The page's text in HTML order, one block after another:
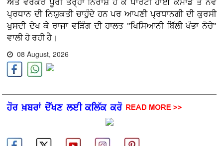
ਅਤੇ ਵਰਕਰ ਪੂਰੀ ਤਰ੍ਹਾਂ ਨਿਰਾਸ਼ ਹੋ ਕੇ ਪਾਰਟੀ ਹਾਈ ਕਮਾਂਡ ਤੋਂ ਨਵੇਂ
ਪ੍ਰਧਾਨ ਦੀ ਨਿਯੁਕਤੀ ਚਾਹੁੰਦੇ ਹਨ ਪਰ ਆਪਣੀ ਪ੍ਰਧਾਨਗੀ ਦੀ ਕੁਰਸੀ
ਖੁਸਦੀ ਦੇਖ ਕੇ ਰਾਜਾ ਵੜਿੰਗ ਦੀ ਹਾਲਤ "ਖਿਸਿਆਨੀ ਬਿੱਲੀ ਖੰਭਾ ਨੋਚੇ"
ਵਾਲੀ ਹੋ ਰਹੀ ਹੈ।
08 August, 2026